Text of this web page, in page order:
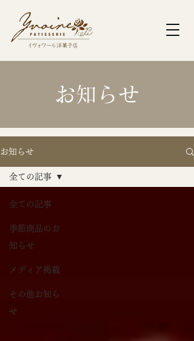
​お知らせ
お知らせ
全ての記事
季節商品のお
知らせ
メディア掲載
その他お知ら
せ
全ての記事